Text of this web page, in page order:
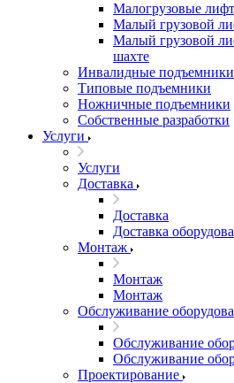
Малогрузовые
Малый грузовой
Малый грузовой
шахте
Инвалидные подъемники
Типовые подъемники
Ножничные подъемники
Собственные разработки
Услуги
Услуги
Доставка
Доставка
Доставка
Монтаж
Монтаж
Монтаж
Обслуживание
Обслуживание
Обслуживание
Проектирование